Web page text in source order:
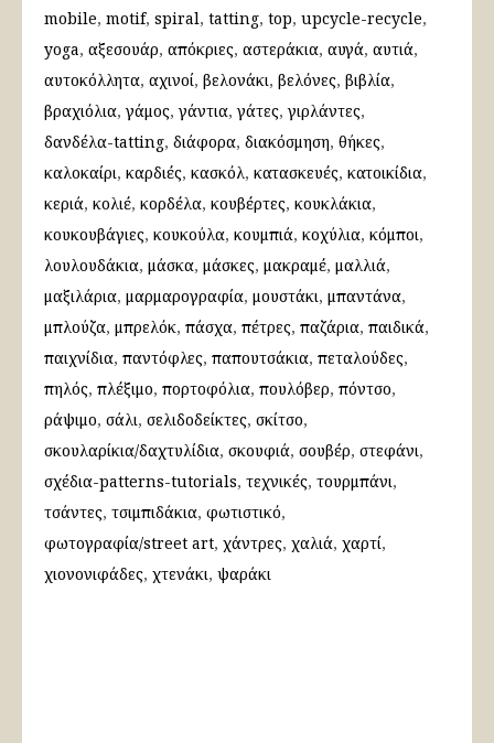
mobile motif spiral tatting top upcycle-recycle
yoga αξεσουάρ απόκριες αστεράκια αυγά αυτιά
αυτοκόλλητα αχινοί βελονάκι βελόνες βιβλία
βραχιόλια γάμος γάντια γάτες γιρλάντες
δανδέλα-tatting διάφορα διακόσμηση θήκες
καλοκαίρι καρδιές κασκόλ κατασκευές κατοικίδια
κεριά κολιέ κορδέλα κουβέρτες κουκλάκια
κουκουβάγιες κουκούλα κουμπιά κοχύλια κόμποι
λουλουδάκια μάσκα μάσκες μακραμέ μαλλιά
μαξιλάρια μαρμαρογραφία μουστάκι μπαντάνα
μπλούζα μπρελόκ πάσχα πέτρες παζάρια παιδικά
παιχνίδια παντόφλες παπουτσάκια πεταλούδες
πηλός πλέξιμο πορτοφόλια πουλόβερ πόντσο
ράψιμο σάλι σελιδοδείκτες σκίτσο
σκουλαρίκια/δαχτυλίδια σκουφιά σουβέρ στεφάνι
σχέδια-patterns-tutorials τεχνικές τουρμπάνι
τσάντες τσιμπιδάκια φωτιστικό
φωτογραφία/street art χάντρες χαλιά χαρτί
χιονονιφάδες χτενάκι ψαράκι